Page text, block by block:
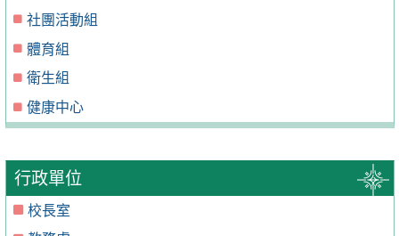
社團活動組
體育組
衛生組
健康中心
行政單位
校長室